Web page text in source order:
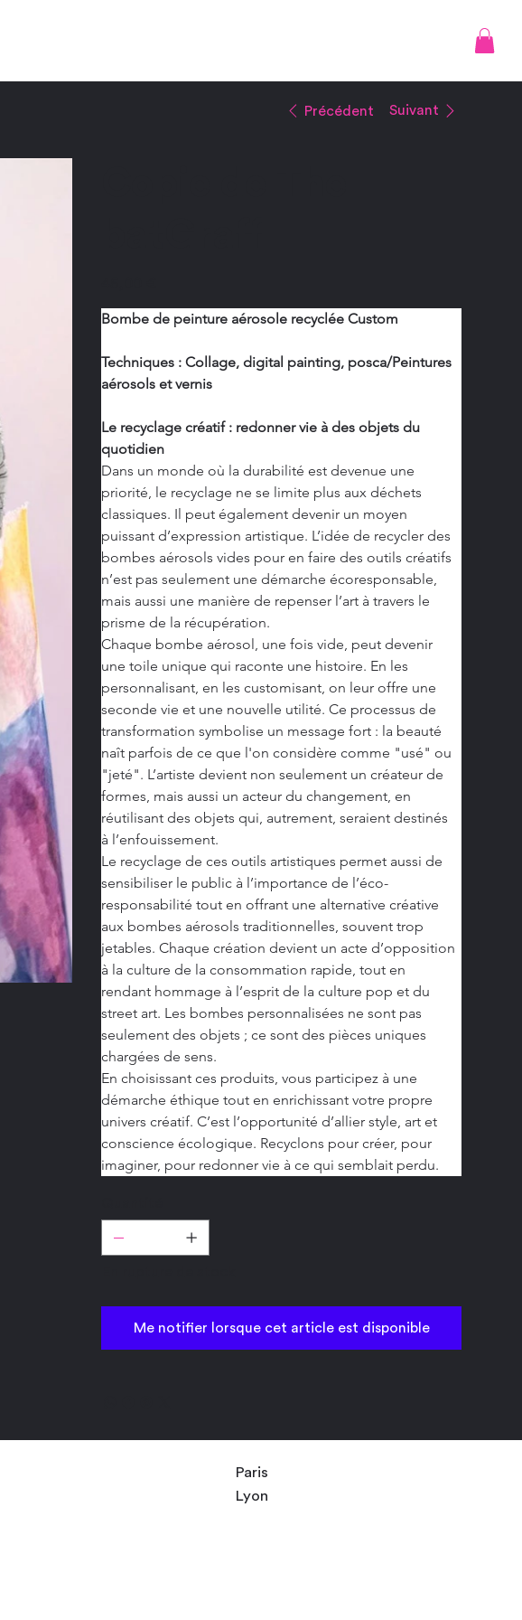
Précédent Suivant
Bombe de peinture aérosole recyclée Custom
Techniques : Collage, digital painting, posca/Peintures
aérosols et vernis
Le recyclage créatif : redonner vie à des objets du
quotidien
Dans un monde où la durabilité est devenue une
priorité, le recyclage ne se limite plus aux déchets
classiques. Il peut également devenir un moyen
puissant d’expression artistique. L’idée de recycler des
bombes aérosols vides pour en faire des outils créatifs
n’est pas seulement une démarche écoresponsable,
mais aussi une manière de repenser l’art à travers le
prisme de la récupération.
Chaque bombe aérosol, une fois vide, peut devenir
une toile unique qui raconte une histoire. En les
personnalisant, en les customisant, on leur offre une
seconde vie et une nouvelle utilité. Ce processus de
transformation symbolise un message fort : la beauté
naît parfois de ce que l'on considère comme "usé" ou
"jeté". L’artiste devient non seulement un créateur de
formes, mais aussi un acteur du changement, en
réutilisant des objets qui, autrement, seraient destinés
à l’enfouissement.
Le recyclage de ces outils artistiques permet aussi de
sensibiliser le public à l’importance de l’éco-
responsabilité tout en offrant une alternative créative
aux bombes aérosols traditionnelles, souvent trop
jetables. Chaque création devient un acte d’opposition
à la culture de la consommation rapide, tout en
rendant hommage à l’esprit de la culture pop et du
street art. Les bombes personnalisées ne sont pas
seulement des objets ; ce sont des pièces uniques
chargées de sens.
En choisissant ces produits, vous participez à une
démarche éthique tout en enrichissant votre propre
univers créatif. C’est l’opportunité d’allier style, art et
conscience écologique. Recyclons pour créer, pour
imaginer, pour redonner vie à ce qui semblait perdu.
Me notifier lorsque cet article est disponible
Paris
Lyon